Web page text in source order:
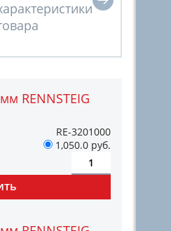
RENNSTEIG
RE-3201000
1,050.0 руб.